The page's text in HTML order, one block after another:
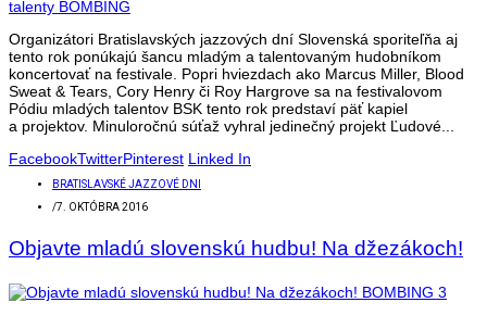
Organizátori Bratislavských jazzových dní Slovenská sporiteľňa aj
tento rok ponúkajú šancu mladým a talentovaným hudobníkom
koncertovať na festivale. Popri hviezdach ako Marcus Miller, Blood
Sweat & Tears, Cory Henry či Roy Hargrove sa na festivalovom
Pódiu mladých talentov BSK tento rok predstaví päť kapiel
a projektov. Minuloročnú súťaž vyhral jedinečný projekt Ľudové...
FacebookTwitterPinterest Linked In
BRATISLAVSKÉ JAZZOVÉ DNI
/7. OKTÓBRA 2016
Objavte mladú slovenskú hudbu! Na džezákoch!